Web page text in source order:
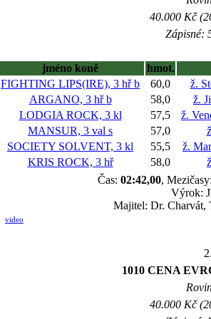
40.000 Kč
Zápisné:
jméno koně
hmot.
FIGHTING LIPS(IRE), 3 hřb 60,0
ž.
ARGANO, 3 hřb 58,0
ž.
LODGIA ROCK, 3 kl 57,5
ž.
MANSUR, 3 val s 57,0
SOCIETY SOLVENT, 3 kl 55,5
ž.
KRIS ROCK, 3 hř 58,0
Čas: 02:42,00,
Výrok:
Majitel: Dr. Charvát,
video
1010 CENA
40.000 Kč